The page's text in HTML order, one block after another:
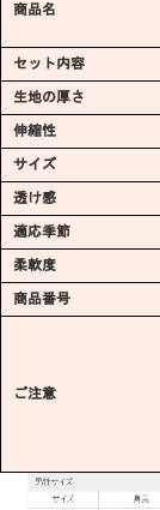
商品名
セット内容
生地の厚さ
伸縮性
サイズ
透け感
適応季節
柔軟度
商品番号
ご注意